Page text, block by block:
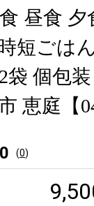
昼食 夕
短ごは
袋 個包
恵庭【
(0)